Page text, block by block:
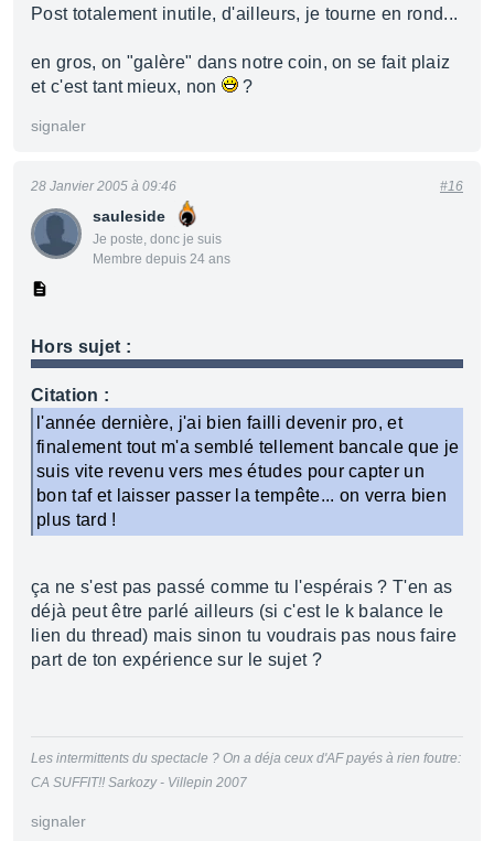
Post totalement inutile, d'ailleurs, je tourne en rond...
en gros, on "galère" dans notre coin, on se fait plaiz
et c'est tant mieux, non
?
signaler
sauleside
Je poste, donc je suis
Membre depuis 24 ans
28 Janvier 2005 à 09:46 #16
Hors sujet :
Citation :
l'année dernière, j'ai bien failli devenir pro, et
finalement tout m'a semblé tellement bancale que je
suis vite revenu vers mes études pour capter un
bon taf et laisser passer la tempête... on verra bien
plus tard !
ça ne s'est pas passé comme tu l'espérais ? T'en as
déjà peut être parlé ailleurs (si c'est le k balance le
lien du thread) mais sinon tu voudrais pas nous faire
part de ton expérience sur le sujet ?
Les intermittents du spectacle ? On a déja ceux d'AF payés à rien foutre:
CA SUFFIT!! Sarkozy - Villepin 2007
signaler